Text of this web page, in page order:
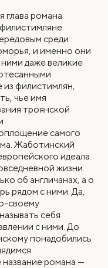
глава романа
среди
и именно они
даже великие
филистимлян,
чье имя
троянской
самого
Жаботинский
идеала
жизни.
об англичанах, а о
рядом с ними. Да,
своему
себя
с ними. До
понадобились
романа —